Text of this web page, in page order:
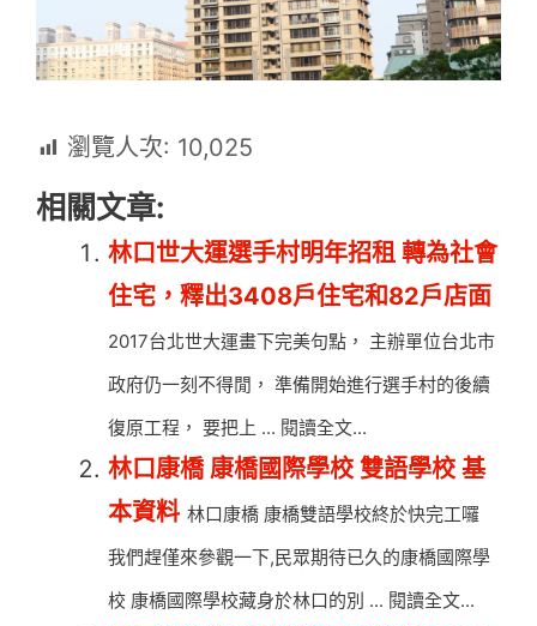
瀏覽人次: 10,025
相關文章:
林口世大運選手村明年招租 轉為社會
住宅，釋出3408戶住宅和82戶店面
2017台北世大運畫下完美句點， 主辦單位台北市
政府仍一刻不得閒， 準備開始進行選手村的後續
復原工程， 要把上 ... 閱讀全文...
林口康橋 康橋國際學校 雙語學校 基
本資料 林口康橋 康橋雙語學校終於快完工囉
我們趕僅來參觀一下,民眾期待已久的康橋國際學
校 康橋國際學校藏身於林口的別 ... 閱讀全文...